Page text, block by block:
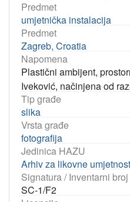
Predmet
umjetnička instalacija
Predmet
Zagreb, Croatia
Napomena
Plastični ambijent,
Iveković, načinjena od
Tip građe
slika
Vrsta građe
fotografija
Jedinica HAZU
Arhiv za likovne
Signatura / Inventarni broj
SC-1/F2